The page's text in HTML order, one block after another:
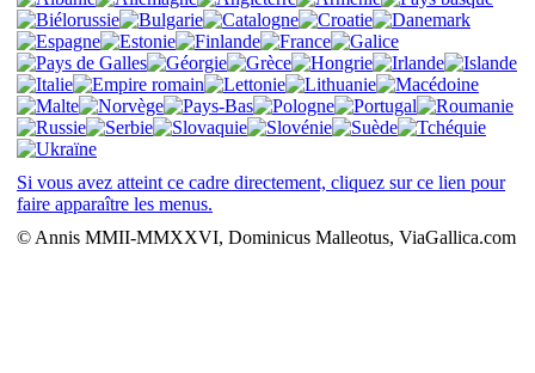
Si vous avez atteint ce cadre directement, cliquez sur ce lien pour
faire apparaître les menus.
© Annis MMII-MMXXVI, Dominicus Malleotus, ViaGallica.com